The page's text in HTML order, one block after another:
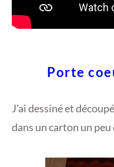
Porte
J’ai dessiné et
dans un carton un peu